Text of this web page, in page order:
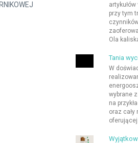
przy tym
Ola
Tania
W
wybrane
na
oraz cały